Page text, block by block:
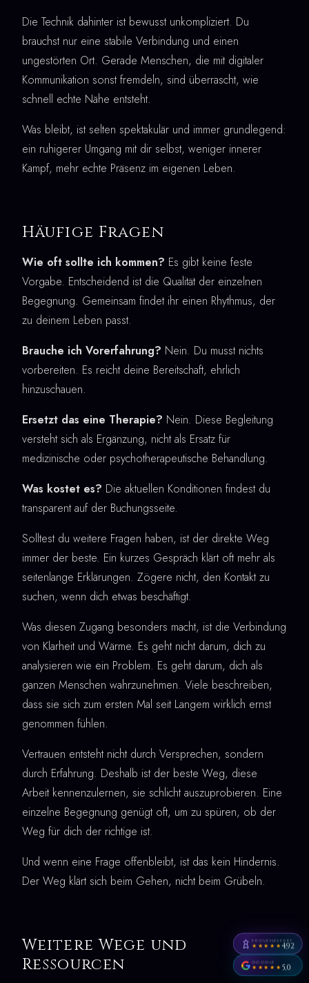
Die Technik dahinter ist bewusst unkompliziert. Du
brauchst nur eine stabile Verbindung und einen
ungestörten Ort. Gerade Menschen, die mit digitaler
Kommunikation sonst fremdeln, sind überrascht, wie
schnell echte Nähe entsteht.
Was bleibt, ist selten spektakulär und immer grundlegend:
ein ruhigerer Umgang mit dir selbst, weniger innerer
Kampf, mehr echte Präsenz im eigenen Leben.
Häufige Fragen
Wie oft sollte ich kommen? Es gibt keine feste
Vorgabe. Entscheidend ist die Qualität der einzelnen
Begegnung. Gemeinsam findet ihr einen Rhythmus, der
zu deinem Leben passt.
Brauche ich Vorerfahrung? Nein. Du musst nichts
vorbereiten. Es reicht deine Bereitschaft, ehrlich
hinzuschauen.
Ersetzt das eine Therapie? Nein. Diese Begleitung
versteht sich als Ergänzung, nicht als Ersatz für
medizinische oder psychotherapeutische Behandlung.
Was kostet es? Die aktuellen Konditionen findest du
transparent auf der Buchungsseite.
Solltest du weitere Fragen haben, ist der direkte Weg
immer der beste. Ein kurzes Gespräch klärt oft mehr als
seitenlange Erklärungen. Zögere nicht, den Kontakt zu
suchen, wenn dich etwas beschäftigt.
Was diesen Zugang besonders macht, ist die Verbindung
von Klarheit und Wärme. Es geht nicht darum, dich zu
analysieren wie ein Problem. Es geht darum, dich als
ganzen Menschen wahrzunehmen. Viele beschreiben,
dass sie sich zum ersten Mal seit Langem wirklich ernst
genommen fühlen.
Vertrauen entsteht nicht durch Versprechen, sondern
durch Erfahrung. Deshalb ist der beste Weg, diese
Arbeit kennenzulernen, sie schlicht auszuprobieren. Eine
einzelne Begegnung genügt oft, um zu spüren, ob der
Weg für dich der richtige ist.
Und wenn eine Frage offenbleibt, ist das kein Hindernis.
Der Weg klärt sich beim Gehen, nicht beim Grübeln.
Weitere Wege und
Ressourcen
PROVENEXPERT
★★★★★4,92
GOOGLE
★★★★★5,0